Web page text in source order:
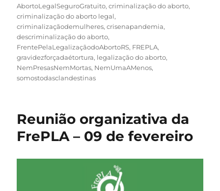
AbortoLegalSeguroGratuito,criminalização do aborto,
criminalização do aborto legal,
criminalizaçãodemulheres,crisenapandemia,
descriminalização do aborto,
FrentePelaLegalizaçãodoAbortoRS, FREPLA,
gravidezforçadaétortura, legalização do aborto,
NemPresasNemMortas, NemUmaAMenos,
somostodasclandestinas
Reunião organizativa da
FrePLA – 09 de fevereiro